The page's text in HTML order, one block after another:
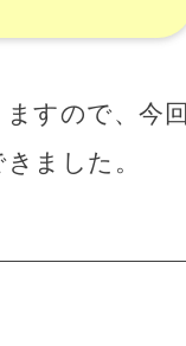
すので、今回
ました。